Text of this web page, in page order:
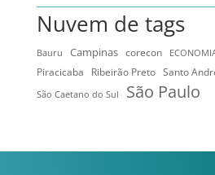
Nuvem de tags
Bauru Campinas corecon
Piracicaba Ribeirão Preto Santo
São Caetano do Sul
São Paulo